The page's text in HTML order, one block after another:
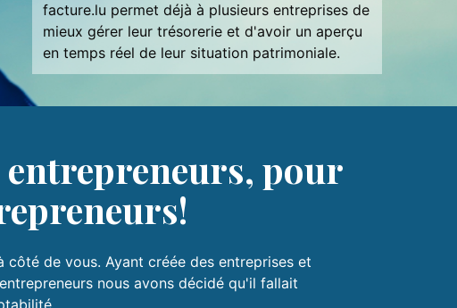
facture.lu permet déjà à plusieurs entreprises de
mieux gérer leur trésorerie et d'avoir un aperçu
en temps réel de leur situation patrimoniale.
entrepreneurs, pour
côté de vous. Ayant créée des entreprises et
nous avons décidé qu'il fallait